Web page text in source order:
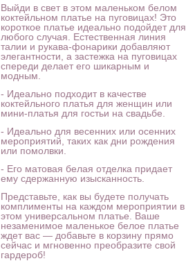
Выйди в свет в этом маленьком белом
коктейльном платье на пуговицах! Это
короткое платье идеально подойдет для
любого случая. Естественная линия
талии и рукава-фонарики добавляют
элегантности, а застежка на пуговицах
спереди делает его шикарным и
модным.
- Идеально подходит в качестве
коктейльного платья для женщин или
мини-платья для гостьи на свадьбе.
- Идеально для весенних или осенних
мероприятий, таких как дни рождения
или помолвки.
- Его матовая белая отделка придает
ему сдержанную изысканность.
Представьте, как вы будете получать
комплименты на каждом мероприятии в
этом универсальном платье. Ваше
незаменимое маленькое белое платье
ждет вас — добавьте в корзину прямо
сейчас и мгновенно преобразите свой
гардероб!